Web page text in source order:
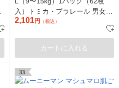
入）トミカ・プラレール 男女共
用 ユニ・チャーム
2,101円 （税込）
カートに入れる
33